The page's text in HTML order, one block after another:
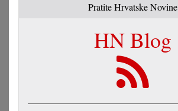
Pratite Hrvatske Novine
HN Blog